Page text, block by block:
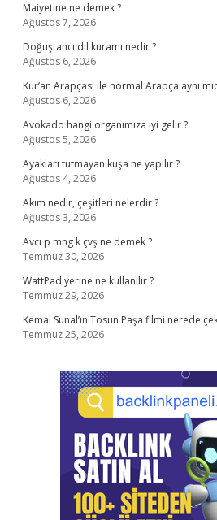
Maiyetine ne demek ?
Ağustos 7, 2026
Doğuştancı dil kuramı nedir ?
Ağustos 6, 2026
Kur’an Arapçası ile normal Arapça aynı
Ağustos 6, 2026
Avokado hangi organımıza iyi gelir ?
Ağustos 5, 2026
Ayakları tutmayan kuşa ne yapılır ?
Ağustos 4, 2026
Akım nedir, çeşitleri nelerdir ?
Ağustos 3, 2026
Avcı p mng k çvş ne demek ?
Temmuz 30, 2026
WattPad yerine ne kullanılır ?
Temmuz 29, 2026
Kemal Sunal’ın Tosun Paşa filmi nerede
Temmuz 25, 2026